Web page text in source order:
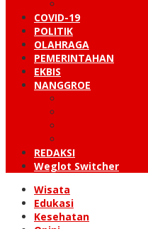
COVID-19
POLITIK
OLAHRAGA
PEMERINTAHAN
EKBIS
NANGGROE
REDAKSI
Weglot Switcher
Wisata
Edukasi
Kesehatan